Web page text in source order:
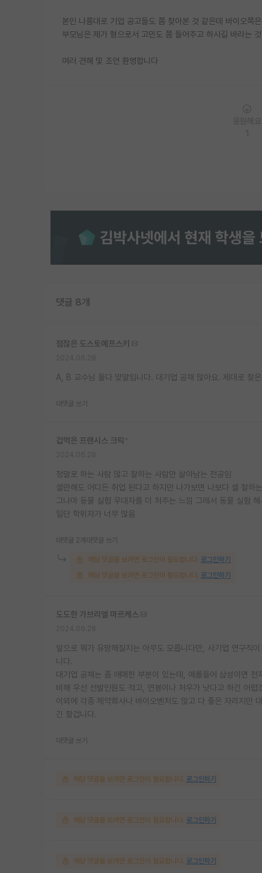
본인 나름대로 기업 공고들도 쫌 찾아본 것 같은데 바이오쪽
부모님은 제가 형으로서 고민도 쫌 들어주고 하시길 바라는
여러 견해 및 조언 환영합니다
댓글 8개
점잖은 도스토예프스키
A, B 교수님 둘다 맞말입니다. 대기업 공채 많아요. 제대로 찾
대댓글 쓰기
겁먹은 프랜시스 크릭
정말로 하는 사람 많고 잘하는 사람만 살아남는 전공임
셀만해도 어디든 취업 된다고 하지만 나가보면 나보다 셀 잘하
그나마 동물 실험 우대자를 더 처주는 느낌 그래서 동물 실험
일단 학위자가 너무 많음
대댓글 2개 대댓글 쓰기
해당 댓글을 보려면 로그인이 필요합니다. 로그인하기
해당 댓글을 보려면 로그인이 필요합니다. 로그인하기
도도한 가브리엘 마르케스
앞으로 뭐가 유망해질지는 아무도 모릅니다만, 사기업 연구직
니다.
대기업 공채는 좀 애매한 부분이 있는데, 예를들어 삼성이면
비해 우선 선발인원도 적고, 연봉이나 처우가 낫다고 하긴 어렵
이외에 각종 제약회사나 바이오벤처도 많고 다 좋은 자리지만
긴 할겁니다.
대댓글 쓰기
해당 댓글을 보려면 로그인이 필요합니다. 로그인하기
해당 댓글을 보려면 로그인이 필요합니다. 로그인하기
해당 댓글을 보려면 로그인이 필요합니다. 로그인하기